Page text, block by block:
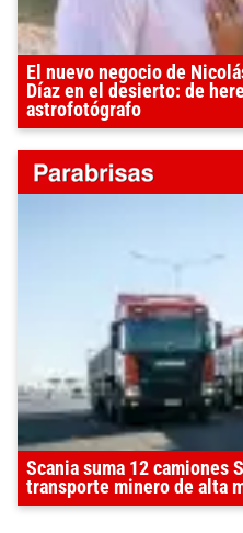
El nuevo negocio de
Díaz en el desierto: de
astrofotógrafo
Scania suma 12 camiones
transporte minero de alta